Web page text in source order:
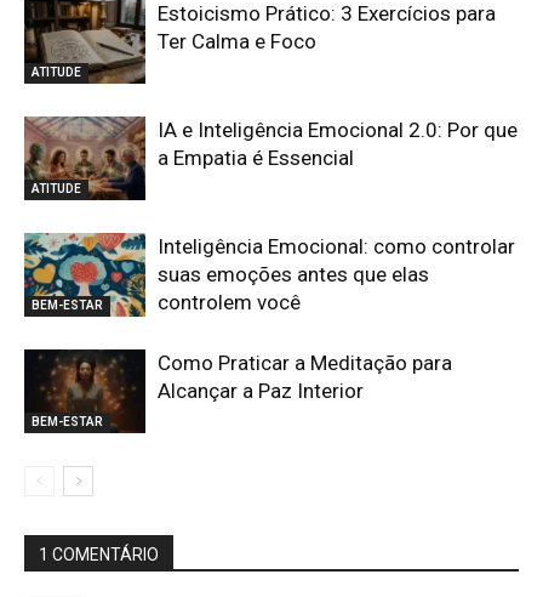
ATITUDE
Estoicismo Prático: 3 Exercícios para
Ter Calma e Foco
ATITUDE
IA e Inteligência Emocional 2.0: Por que
a Empatia é Essencial
BEM-ESTAR
Inteligência Emocional: como controlar
suas emoções antes que elas
controlem você
BEM-ESTAR
Como Praticar a Meditação para
Alcançar a Paz Interior
1 COMENTÁRIO